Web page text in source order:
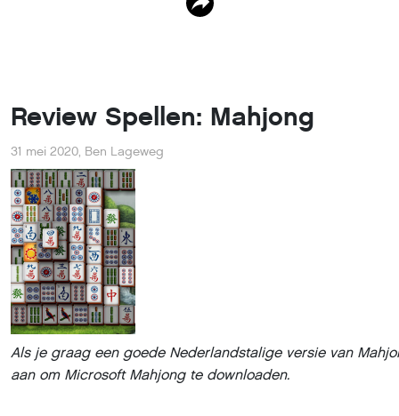
Review Spellen: Mahjong
31 mei 2020, Ben Lageweg
Als je graag een goede Nederlandstalige versie van
aan om Microsoft Mahjong te downloaden.